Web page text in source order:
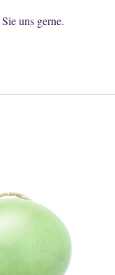
Sie uns gerne.